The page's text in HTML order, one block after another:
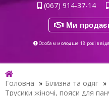
(067) 914-37-14
Ми
Особам молодше 18 років
Головна » Білизна та одяг »
Трусики жіночі, пояси для